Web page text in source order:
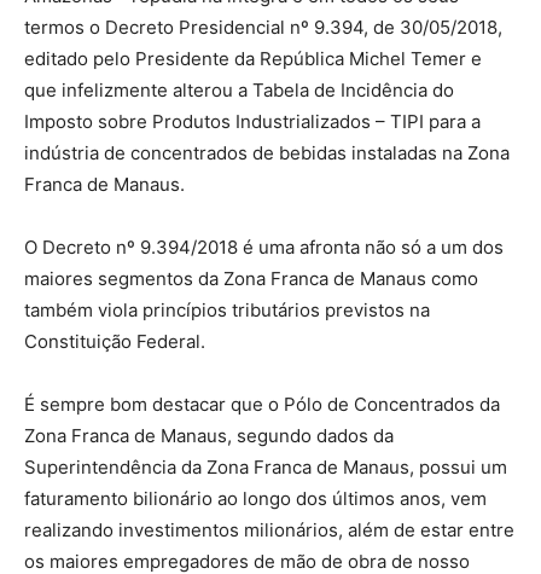
termos o Decreto Presidencial nº 9.394, de 30/05/2018,
editado pelo Presidente da República Michel Temer e
que infelizmente alterou a Tabela de Incidência do
Imposto sobre Produtos Industrializados – TIPI para a
indústria de concentrados de bebidas instaladas na Zona
Franca de Manaus.
O Decreto nº 9.394/2018 é uma afronta não só a um dos
maiores segmentos da Zona Franca de Manaus como
também viola princípios tributários previstos na
Constituição Federal.
É sempre bom destacar que o Pólo de Concentrados da
Zona Franca de Manaus, segundo dados da
Superintendência da Zona Franca de Manaus, possui um
faturamento bilionário ao longo dos últimos anos, vem
realizando investimentos milionários, além de estar entre
os maiores empregadores de mão de obra de nosso